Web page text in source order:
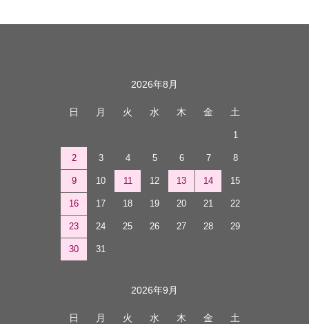
2026年8月
日 月 火 水 木 金 土
1
2 3 4 5 6 7 8
9 10 11 12 13 14 15
16 17 18 19 20 21 22
23 24 25 26 27 28 29
30 31
2026年9月
日 月 火 水 木 金 土